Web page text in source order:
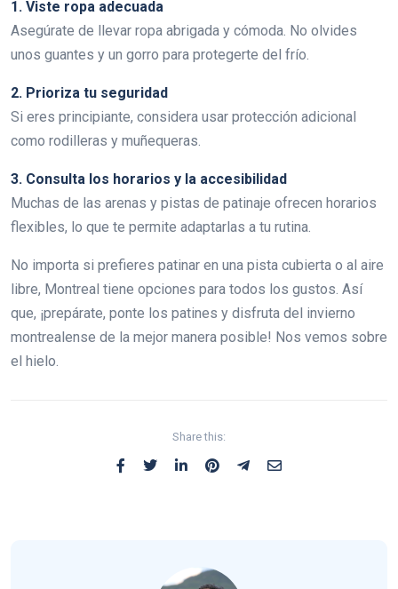
1. Viste ropa adecuada
Asegúrate de llevar ropa abrigada y cómoda. No olvides
unos guantes y un gorro para protegerte del frío.
2. Prioriza tu seguridad
Si eres principiante, considera usar protección adicional
como rodilleras y muñequeras.
3. Consulta los horarios y la accesibilidad
Muchas de las arenas y pistas de patinaje ofrecen horarios
flexibles, lo que te permite adaptarlas a tu rutina.
No importa si prefieres patinar en una pista cubierta o al aire
libre, Montreal tiene opciones para todos los gustos. Así
que, ¡prepárate, ponte los patines y disfruta del invierno
montrealense de la mejor manera posible! Nos vemos sobre
el hielo.
Share this: